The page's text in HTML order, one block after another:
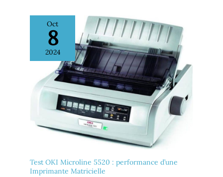
Oct
8
2024
Test OKI Microline 5520 : performance d’une
Imprimante Matricielle